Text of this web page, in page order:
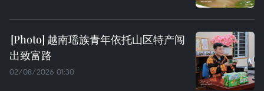
越南瑶族青年依托山区特产闯
出致富路
02/08/2026 01:30